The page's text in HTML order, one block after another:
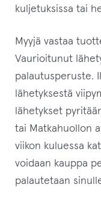
kuljetuksissa tai
Myyjä vastaa
Vaurioitunut
palautusperuste.
lähetyksestä
lähetykset
tai Matkahuollon
viikon kuluessa
voidaan kauppa
palautetaan